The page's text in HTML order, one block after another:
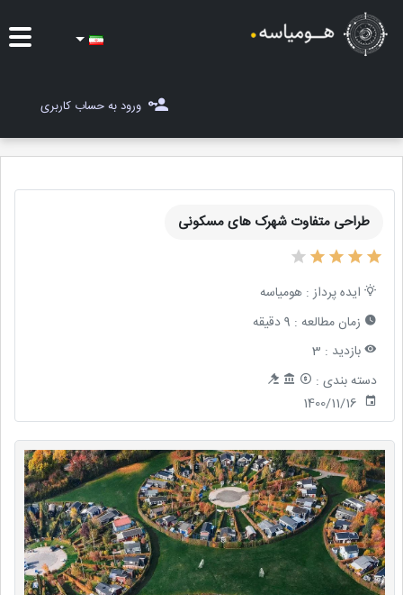
مجله هومیاسه
ورود به حساب کاربری
طراحی متفاوت شهرک های مسکونی
ایده پرداز :هومیاسه
زمان مطالعه : 9 دقیقه
بازدید : 3
دسته بندی :
1400/11/16